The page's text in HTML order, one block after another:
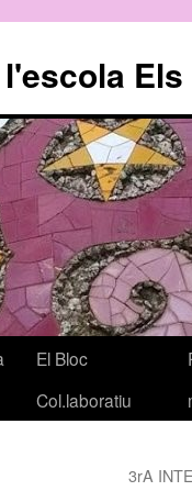
El Bloc
Col.laboratiu
3rA